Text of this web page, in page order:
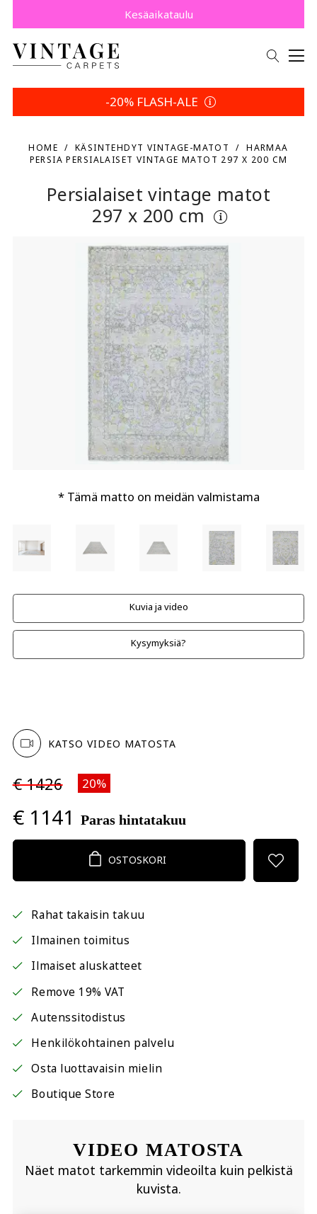
Säästä 5 % | Palautusehtosi
Osta nyt, maksa myöhemmin Klarnalla.
Kesäaikataulu
-20% FLASH-ALE
HOME KÄSINTEHDYT VINTAGE-MATOT
HARMAA
PERSIA PERSIALAISET VINTAGE MATOT 297 X 200 CM
Persialaiset vintage matot
297 x 200 cm
* Tämä matto on meidän valmistama
Kuvia ja video
Kysymyksiä?
KATSO VIDEO MATOSTA
€ 1426 20%
€ 1141 Paras hintatakuu
OSTOSKORI
Rahat takaisin takuu
Ilmainen toimitus
Ilmaiset aluskatteet
Remove 19% VAT
Autenssitodistus
Henkilökohtainen palvelu
Osta luottavaisin mielin
Boutique Store
VIDEO MATOSTA
Näet matot tarkemmin videoilta kuin pelkistä
kuvista.